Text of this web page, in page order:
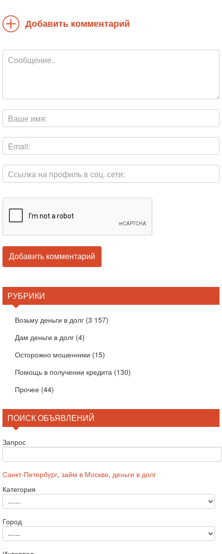
Добавить комментарий
РУБРИКИ
Возьму деньги в долг (3 157)
Дам деньги в долг (4)
Осторожно мошенники (15)
Помощь в получении кредита (130)
Прочее (44)
ПОИСК ОБЪЯВЛЕНИЙ
Запрос
Санкт-Петербург, займ в Москве, деньги в долг
Категория
Город